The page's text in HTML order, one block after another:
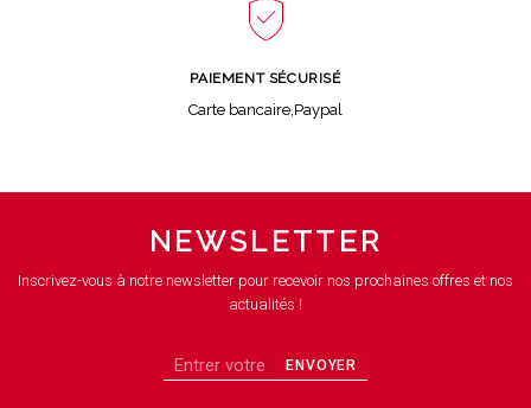
PAIEMENT SÉCURISÉ
Carte bancaire,Paypal
NEWSLETTER
Inscrivez-vous à notre newsletter pour recevoir nos prochaines offres et nos
actualités !
ENVOYER